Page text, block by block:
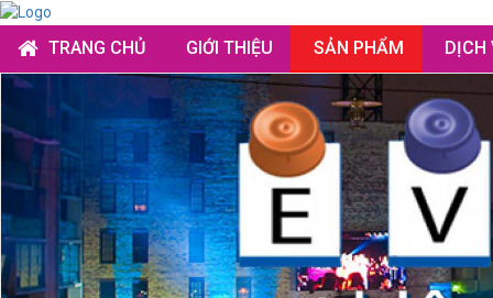
TRANG CHỦ GIỚI THIỆU SẢN PHẨM DỊCH
Previous